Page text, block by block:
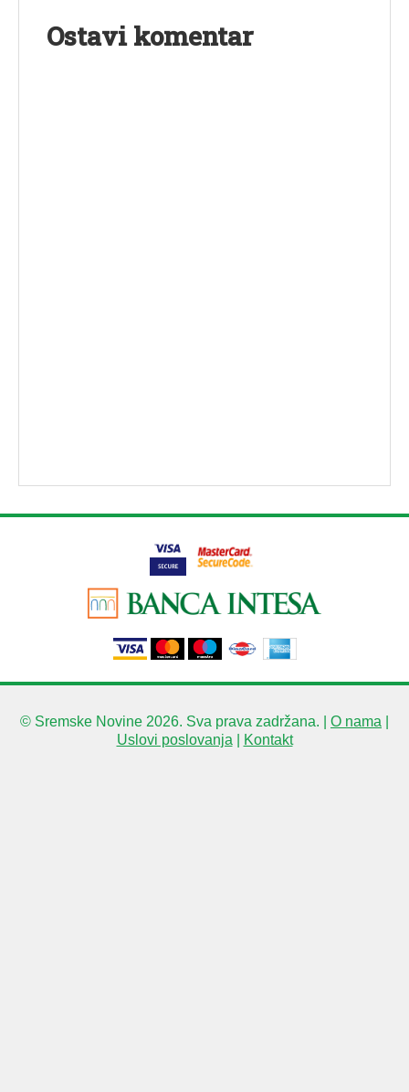
Ostavi komentar
© Sremske Novine 2026. Sva prava zadržana. | O nama
Uslovi poslovanja
Kontakt